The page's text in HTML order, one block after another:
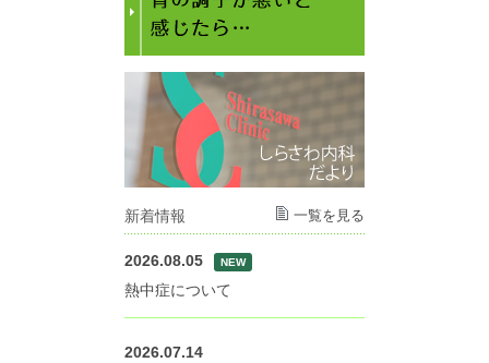
新着情報 一覧を見る
2026.08.05 NEW
熱中症について
2026.07.14